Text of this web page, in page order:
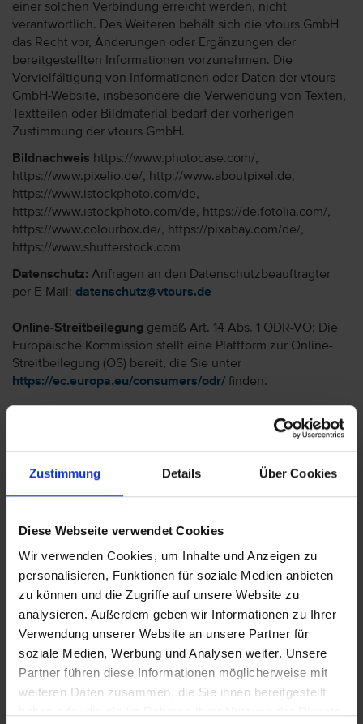
Zustimmung Details Über Cookies
Diese Webseite verwendet Cookies
Wir verwenden Cookies, um Inhalte und Anzeigen zu
personalisieren, Funktionen für soziale Medien anbieten
zu können und die Zugriffe auf unsere Website zu
analysieren. Außerdem geben wir Informationen zu Ihrer
Verwendung unserer Website an unsere Partner für
soziale Medien, Werbung und Analysen weiter. Unsere
Partner führen diese Informationen möglicherweise mit
weiteren Daten zusammen, die Sie ihnen bereitgestellt
einer solchen Verbindung erreicht werden, nicht
verantwortlich. Des Weiteren behält sich die vtours GmbH
das Recht vor, Änderungen oder Ergänzungen der
bereitgestellten Informationen vorzunehmen. Die
Vervielfältigung von Informationen oder Daten der vtours
GmbH-Website, insbesondere die Verwendung von Texten,
Textteilen oder Bildmaterial bedarf der vorherigen
Zustimmung der vtours GmbH.
Bildnachweis https://www.photocase.com/,
https://www.pixelio.de/, http://www.aboutpixel.de,
https://www.istockphoto.com/de,
https://www.istockphoto.com/de, https://de.fotolia.com/,
https://www.colourbox.de/, https://pixabay.com/de/,
https://www.shutterstock.com
Datenschutz: Anfragen an den Datenschutzbeauftragter
per E-Mail: datenschutz@vtours.de
Online-Streitbeilegung gemäß Art. 14 Abs. 1 ODR-VO: Die
Europäische Kommission stellt eine Plattform zur Online-
Streitbeilegung (OS) bereit, die Sie unter
https://ec.europa.eu/consumers/odr/ finden.
: vtours GmbH / Technische Realisierung:
www.life-style.de
Google+, Youtube, Xing und TikTok
Compliance schützt das Unternehmen und seine
gesetzlichen Bestimmungen und unternehmensinternen
Verhaltensstandards. Compliance-Regelungen haben das
Ziel, die Mitarbeiter und das Unternehmen vor Schaden zu
bewahren. Sie bilden die Grundlage unseres täglichen
Handelns und gelten für alle Mitarbeitenden einschließlich
der Führungskräfte und Geschäftsführer. Unsere
Mitarbeitenden werden kontinuierlich über unsere
Compliance-Regelungen informiert und auf Wunsch
persönlich beraten. Hinweise von Mitarbeitenden oder